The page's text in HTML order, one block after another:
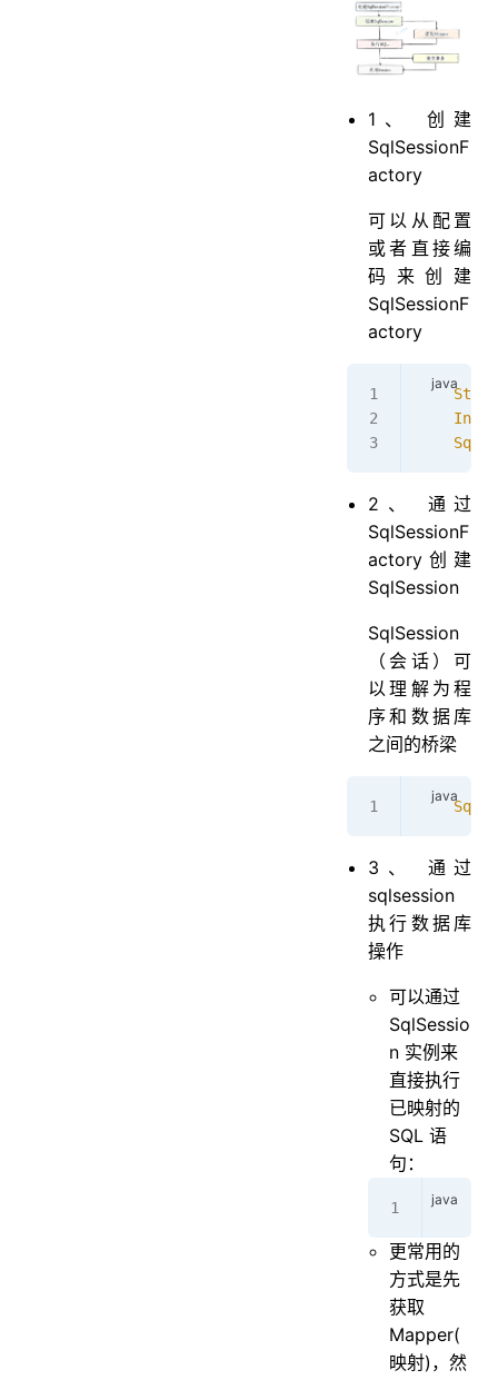
1、 创建
SqlSessionF
actory
可以从配置
或者直接编
码来创建
SqlSessionF
actory
2、 通过
SqlSessionF
actory创建
SqlSession
SqlSession
（会话）可
以理解为程
序和数据库
之间的桥梁
3、 通过
sqlsession
执行数据库
操作
可以通过
SqlSessio
n 实例来
直接执行
已映射的
SQL 语
句：
更常用的
方式是先
获取
Mapper(
映射)，然